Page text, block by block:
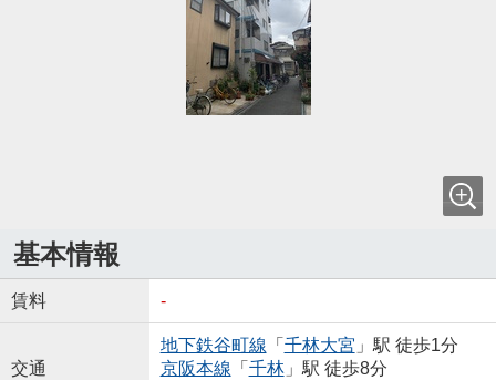
基本情報
賃料 -
交通
地下鉄谷町線 「 千林大宮 」駅 徒歩1分
京阪本線 「 千林」駅 徒歩8分